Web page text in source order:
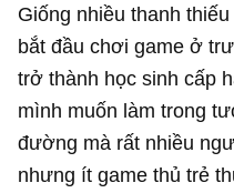
Giống nhiều thanh
bắt đầu chơi game ở
trở thành học sinh cấp
mình muốn làm trong
đường mà rất nhiều
nhưng ít game thủ trẻ